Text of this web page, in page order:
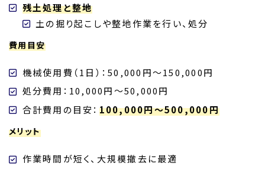
残土処理と整地
土の掘り起こしや整地作業を行い、処分
費用目安
機械使用費（1日）：50,000円～150,000円
処分費用：10,000円～50,000円
合計費用の目安： 100,000円～500,000円
メリット
作業時間が短く、大規模撤去に最適